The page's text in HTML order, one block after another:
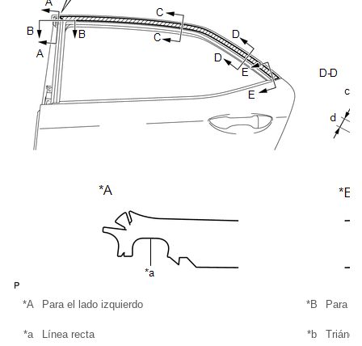
*A Para el lado izquierdo *B Para
*a Línea recta *b